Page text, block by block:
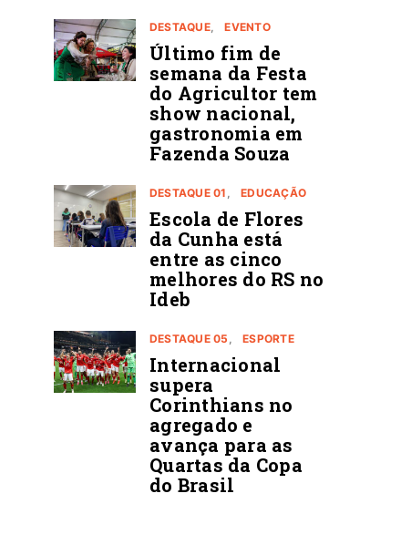
DESTAQUE EVENTO
Último fim de
semana da Festa
do Agricultor tem
show nacional,
gastronomia em
Fazenda Souza
DESTAQUE 01 EDUCAÇÃO
Escola de Flores
da Cunha está
entre as cinco
melhores do RS no
Ideb
DESTAQUE 05 ESPORTE
Internacional
supera
Corinthians no
agregado e
avança para as
Quartas da Copa
do Brasil